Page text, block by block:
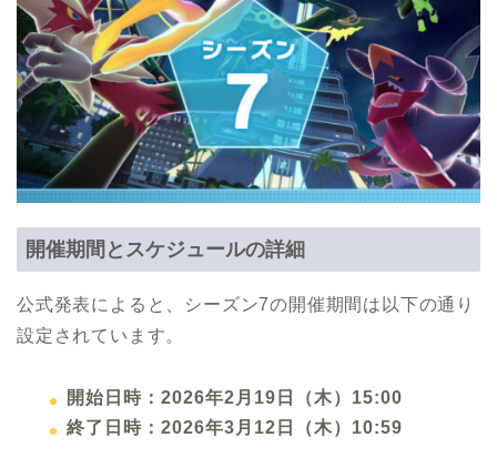
開催期間とスケジュールの詳細
公式発表によると、シーズン7の開催期間は以下の通り
設定されています。
開始日時：2026年2月19日（木）15:00
終了日時：2026年3月12日（木）10:59